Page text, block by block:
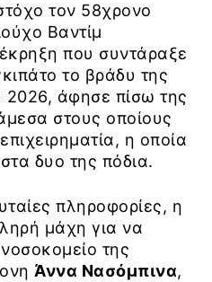
τον 58χρονο
Βαντίμ
που συντάραξε
το βράδυ της
2026, άφησε πίσω της
στους οποίους
η οποία
δυο της πόδια.
πληροφορίες, η
μάχη για να
της
Άννα Νασόμπινα,